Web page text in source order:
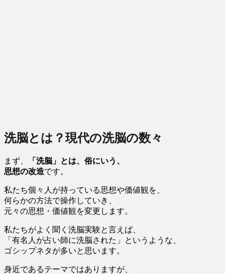
洗脳とは？現代の洗脳の数々
まず、
「洗脳」とは、俗にいう、
思想の改造です。
私たち個々人が持っている思想や価値観を、
何らかの方法で操作していき、
元々の思想・価値観を変更します。
私たちがよく聞く洗脳実験と言えば、
「有名人が占い師に洗脳された」というような、
ゴシップネタが多いと思います。
身近であるテーマではありますが、